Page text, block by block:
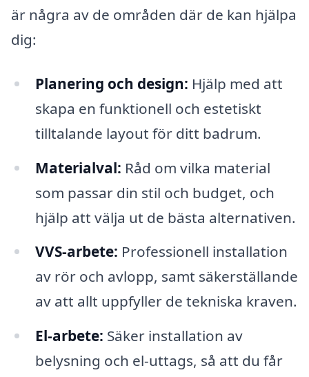
är några av de områden där de kan hjälpa
dig:
Planering och design: Hjälp med att
skapa en funktionell och estetiskt
tilltalande layout för ditt badrum.
Materialval: Råd om vilka material
som passar din stil och budget, och
hjälp att välja ut de bästa alternativen.
VVS-arbete: Professionell installation
av rör och avlopp, samt säkerställande
av att allt uppfyller de tekniska kraven.
El-arbete: Säker installation av
belysning och el-uttags, så att du får